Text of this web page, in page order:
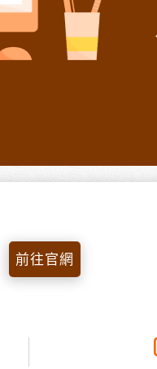
前往官網